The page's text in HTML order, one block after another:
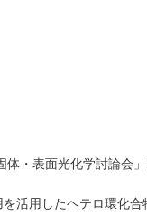
・表面光化学討論会
活用したヘテロ環化合